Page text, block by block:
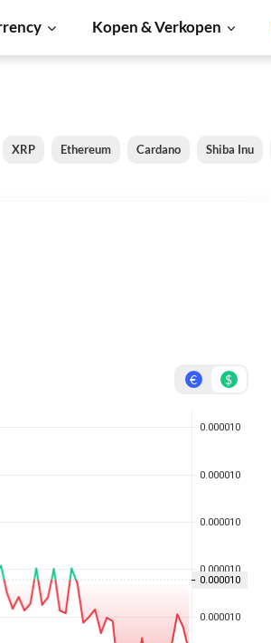
Kopen & Verkopen
XRP Ethereum Cardano Shiba Inu
€ $